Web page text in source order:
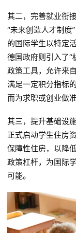
原
创
专
栏
行
业
动
态
其二，完善就业衔
“未来创造人才制
的国际学生以特定
德国政府则引入了
政策工具，允许来
满足一定积分指标
而为求职或创业做准
其三，提升基础设
正式启动学生住房
保障性住房，以降
政策杠杆，为国际
可能。